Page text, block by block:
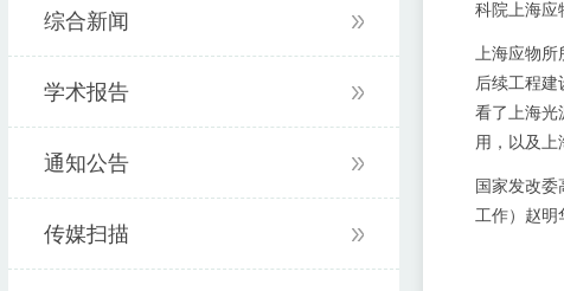
综合新闻
学术报告
通知公告
传媒扫描
科院上海应
上海应物所
后续工程建
看了上海光
用，以及上
国家发改
工作）赵明